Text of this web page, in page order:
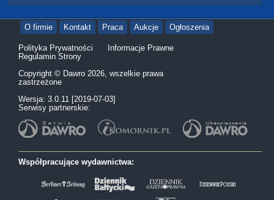
O firmie Kontakt Praca Aukcje Ogłoszenia
Polityka Prywatności
Informacje Prawne
Regulamin Strony
Copyright © Dawro 2026, wszelkie prawa
zastrzeżone
Wersja: 3.0.11 [2019-07-03]
Serwisy partnerskie:
Współpracujące wydawnictwa: